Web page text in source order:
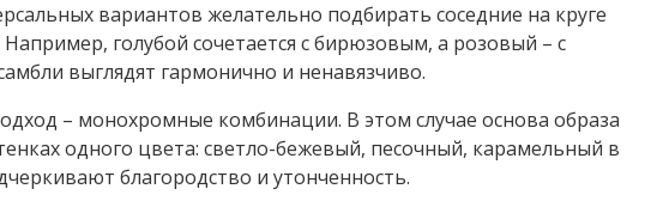
вариантов желательно подбирать соседние на круге
голубой сочетается с бирюзовым, а розовый – с
выглядят гармонично и ненавязчиво.
– монохромные комбинации. В этом случае основа образа
одного цвета: светло-бежевый, песочный, карамельный в
благородство и утонченность.